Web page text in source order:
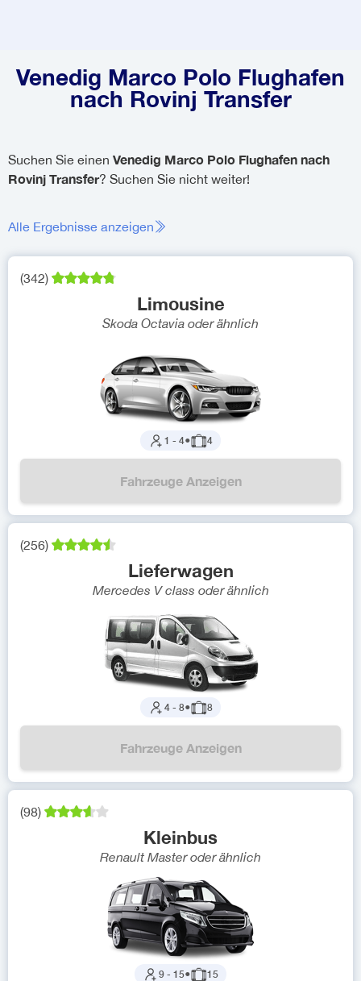
Venedig Marco Polo Flughafen
nach Rovinj Transfer
Suchen Sie einen Venedig Marco Polo Flughafen nach
Rovinj Transfer? Suchen Sie nicht weiter!
Alle Ergebnisse anzeigen
(342)
Limousine
Skoda Octavia oder ähnlich
1 - 4● 4
Fahrzeuge Anzeigen
(256)
Lieferwagen
Mercedes V class oder ähnlich
4 - 8● 8
Fahrzeuge Anzeigen
(98)
Kleinbus
Renault Master oder ähnlich
9 - 15● 15